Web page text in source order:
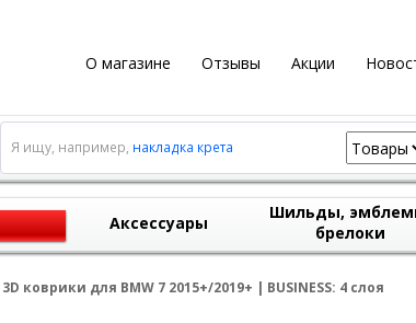
О магазине Отзывы Акции
Я ищу, например, накладка крета
Аксессуары
Шильды,
брелоки
3D коврики для BMW 7 2015+/2019+ | BUSINESS: 4 слоя